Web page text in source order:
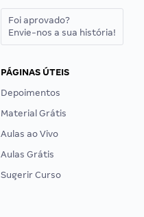
Foi aprovado?
Envie-nos a sua história!
PÁGINAS ÚTEIS
Depoimentos
Material Grátis
Aulas ao Vivo
Aulas Grátis
Sugerir Curso